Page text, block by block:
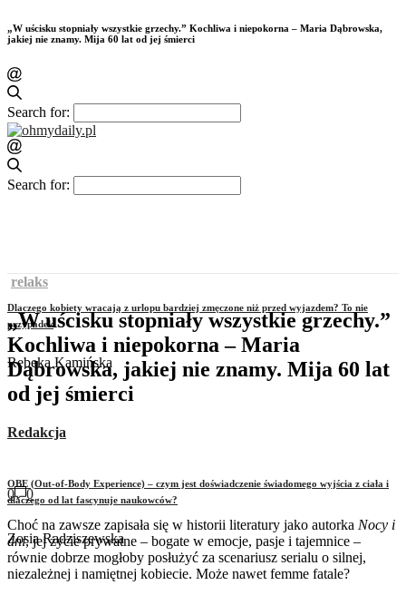
„W uścisku stopniały wszystkie grzechy.” Kochliwa i niepokorna – Maria Dąbrowska,
jakiej nie znamy. Mija 60 lat od jej śmierci
Search for:
Search for:
Dlaczego kobiety wracają z urlopu bardziej zmęczone niż przed wyjazdem? To nie
przypadek
Rebeka Kamińska
OBE (Out-of-Body Experience) – czym jest doświadczenie świadomego wyjścia z ciała i
dlaczego od lat fascynuje naukowców?
Zosia Radziszewska
relaks
„W uścisku stopniały wszystkie grzechy.”
Kochliwa i niepokorna – Maria
Dąbrowska, jakiej nie znamy. Mija 60 lat
od jej śmierci
Redakcja
0
0
Choć na zawsze zapisała się w historii literatury jako autorka Nocy i
dni, jej życie prywatne – bogate w emocje, pasje i tajemnice –
równie dobrze mogłoby posłużyć za scenariusz serialu o silnej,
niezależnej i namiętnej kobiecie. Może nawet femme fatale?